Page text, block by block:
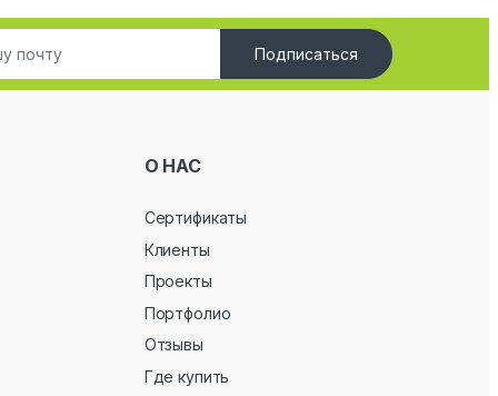
Подписаться
О НАС
Сертификаты
Клиенты
Проекты
Портфолио
Отзывы
Где купить